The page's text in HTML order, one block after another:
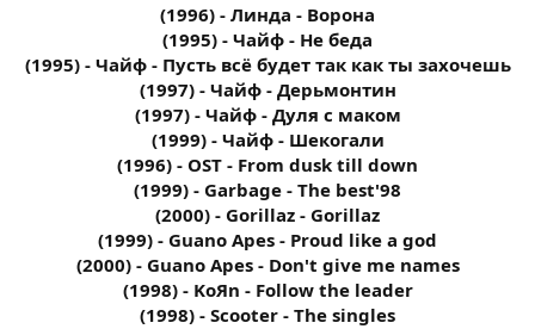
(1996) - Линда - Ворона
(1995) - Чайф - Не беда
(1995) - Чайф - Пусть всё будет так как ты захочешь
(1997) - Чайф - Дерьмонтин
(1997) - Чайф - Дуля с маком
(1999) - Чайф - Шекогали
(1996) - OST - From dusk till down
(1999) - Garbage - The best'98
(2000) - Gorillaz - Gorillaz
(1999) - Guano Apes - Proud like a god
(2000) - Guano Apes - Don't give me names
(1998) - KoЯn - Follow the leader
(1998) - Scooter - The singles